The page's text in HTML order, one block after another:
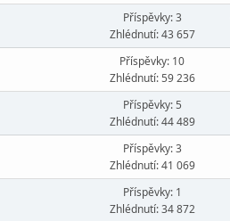
Příspěvky: 3
Zhlédnutí: 43 657
Příspěvky: 10
Zhlédnutí: 59 236
Příspěvky: 5
Zhlédnutí: 44 489
Příspěvky: 3
Zhlédnutí: 41 069
Příspěvky: 1
Zhlédnutí: 34 872